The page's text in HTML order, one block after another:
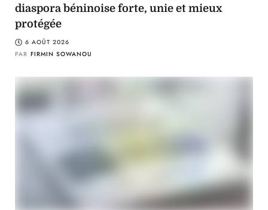
diaspora béninoise forte, unie et mieux
protégée
6 AOÛT 2026
PAR FIRMIN SOWANOU